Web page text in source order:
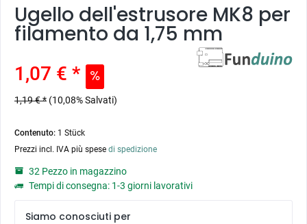
Ugello dell'estrusore MK8 per
filamento da 1,75 mm
1,07 € *
1,19 € * (10,08% Salvati)
Contenuto: 1 Stück
Prezzi incl. IVA più spese di spedizione
32 Pezzo in magazzino
Tempi di consegna: 1-3 giorni lavorativi
Siamo conosciuti per